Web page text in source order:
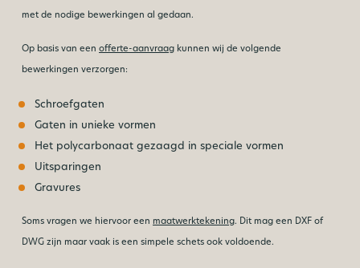
met de nodige bewerkingen al gedaan.
Op basis van eenofferte-aanvraag kunnen wij de volgende
bewerkingen verzorgen:
Schroefgaten
Gaten in unieke vormen
Het polycarbonaat gezaagd in speciale vormen
Uitsparingen
Gravures
Soms vragen we hiervoor een maatwerktekening. Dit mag een DXF of
DWG zijn maar vaak is een simpele schets ook voldoende.